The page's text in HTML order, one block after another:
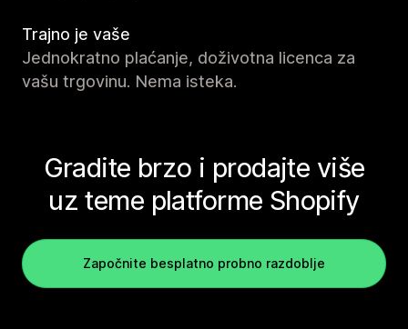
Trajno je vaše
Jednokratno plaćanje, doživotna licenca za
vašu trgovinu. Nema isteka.
Gradite brzo i prodajte više
uz teme platforme Shopify
Započnite besplatno probno razdoblje